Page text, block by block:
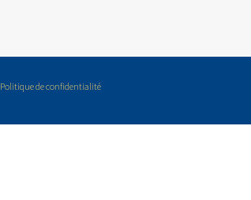
Politique de confidentialité